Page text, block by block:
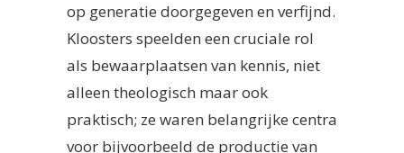
op generatie doorgegeven en verfijnd.
Kloosters speelden een cruciale rol
als bewaarplaatsen van kennis, niet
alleen theologisch maar ook
praktisch; ze waren belangrijke centra
voor bijvoorbeeld de productie van